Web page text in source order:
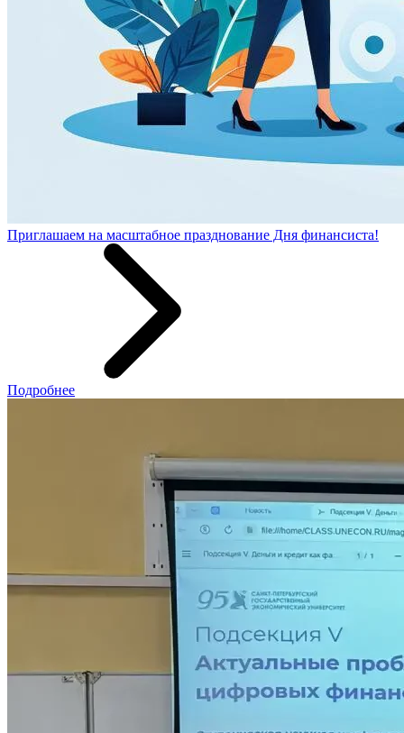
Приглашаем на масштабное празднование Дня финансиста!
Подробнее